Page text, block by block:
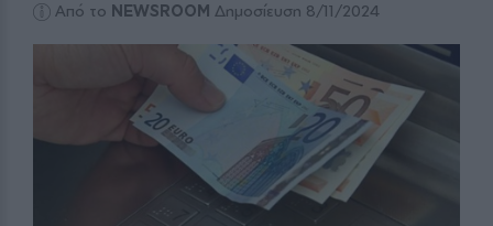
Από το NEWSROOM Δημοσίευση 8/11/2024